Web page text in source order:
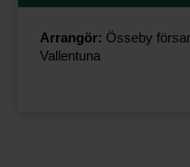
Arrangör: Össeby
Vallentuna